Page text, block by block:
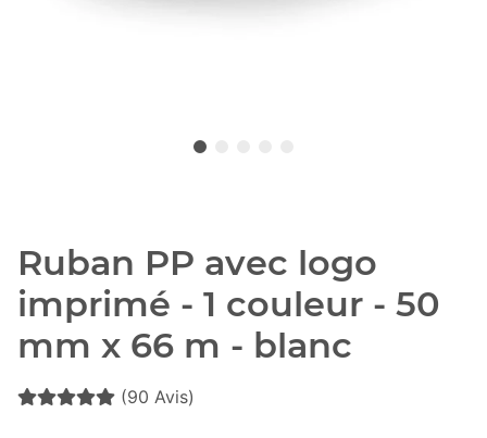
Ruban PP avec logo
imprimé - 1 couleur - 50
mm x 66 m - blanc
(90 Avis)